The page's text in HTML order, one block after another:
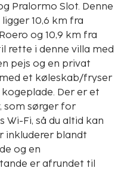
Slot. Denne
10,6 km fra
og 10,9 km fra
rette i denne villa med
pejs og en privat
et køleskab/fryser
Der er et
sørger for
Wi-Fi, så du altid kan
inkluderer blandt
og en
er afrundet til